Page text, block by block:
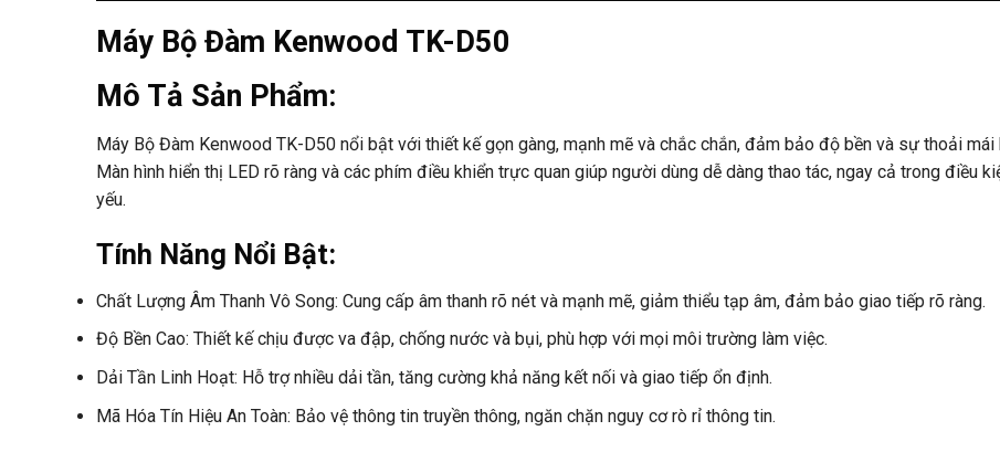
Máy Bộ Đàm Kenwood TK-D50
Mô Tả Sản Phẩm:
Máy Bộ Đàm Kenwood TK-D50 nổi bật với thiết kế gọn gàng, mạnh mẽ và chắc chắn, đảm bảo độ bền và sự thoải
Màn hình hiển thị LED rõ ràng và các phím điều khiển trực quan giúp người dùng dễ dàng thao tác, ngay cả trong điều
yếu.
Tính Năng Nổi Bật:
Chất Lượng Âm Thanh Vô Song: Cung cấp âm thanh rõ nét và mạnh mẽ, giảm thiểu tạp âm, đảm bảo giao tiếp rõ ràng.
Độ Bền Cao: Thiết kế chịu được va đập, chống nước và bụi, phù hợp với mọi môi trường làm việc.
Dải Tần Linh Hoạt: Hỗ trợ nhiều dải tần, tăng cường khả năng kết nối và giao tiếp ổn định.
Mã Hóa Tín Hiệu An Toàn: Bảo vệ thông tin truyền thông, ngăn chặn nguy cơ rò rỉ thông tin.